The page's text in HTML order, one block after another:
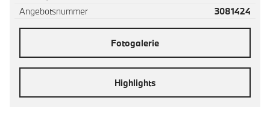
Angebotsnummer
3081424
Fotogalerie
Highlights